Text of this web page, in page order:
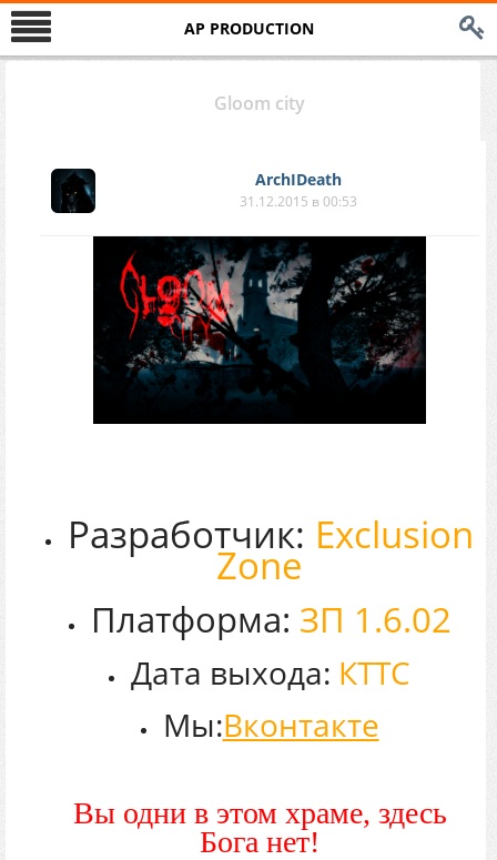
AP PRODUCTION
Gloom city
ArchIDeath
31.12.2015 в 00:53
Разработчик: Exclusion
Zone
Платформа: ЗП 1.6.02
Дата выхода: КТТС
Мы:Вконтакте
Вы одни в этом храме, здесь
Бога нет!